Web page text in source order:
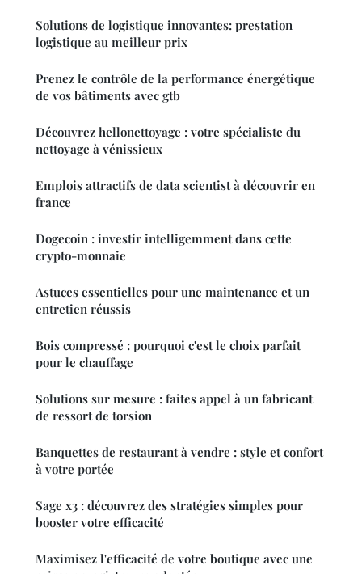
Solutions de logistique innovantes: prestation
logistique au meilleur prix
Prenez le contrôle de la performance énergétique
de vos bâtiments avec gtb
Découvrez hellonettoyage : votre spécialiste du
nettoyage à vénissieux
Emplois attractifs de data scientist à découvrir en
france
Dogecoin : investir intelligemment dans cette
crypto-monnaie
Astuces essentielles pour une maintenance et un
entretien réussis
Bois compressé : pourquoi c'est le choix parfait
pour le chauffage
Solutions sur mesure : faites appel à un fabricant
de ressort de torsion
Banquettes de restaurant à vendre : style et confort
à votre portée
Sage x3 : découvrez des stratégies simples pour
booster votre efficacité
Maximisez l'efficacité de votre boutique avec une